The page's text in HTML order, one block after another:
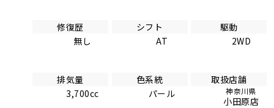
修復歴
無し
シフト
AT
駆動
2WD
排気量
3,700cc
色系統
パール
取扱店舗
神奈川県
小田原店